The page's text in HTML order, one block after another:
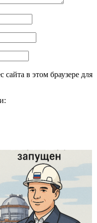
в этом браузере для